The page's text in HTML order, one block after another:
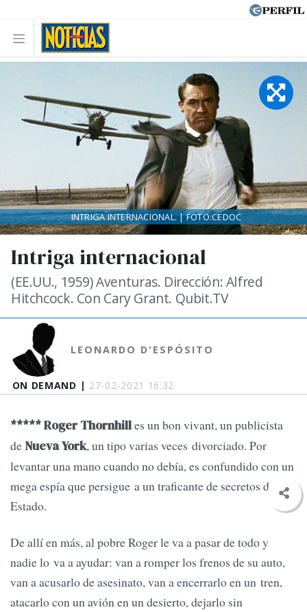
ON DEMAND | 27-02-2021 16:32
Intriga internacional
(EE.UU., 1959) Aventuras. Dirección: Alfred
Hitchcock. Con Cary Grant. Qubit.TV
LEONARDO D'ESPÓSITO
INTRIGA INTERNACIONAL. | FOTO:CEDOC
*****Roger Thornhilles un bon vivant, un publicista
deNueva York, un tipo varias veces divorciado. Por
levantar una mano cuando no debía, es confundido con un
mega espía que persigue a un traficante de secretos de
Estado.
De allí en más, al pobre Roger le va a pasar de todo y
nadie lo va a ayudar: van a romper los frenos de su auto,
van a acusarlo de asesinato, van a encerrarlo en un tren,
atacarlo con un avión en un desierto, dejarlo sin